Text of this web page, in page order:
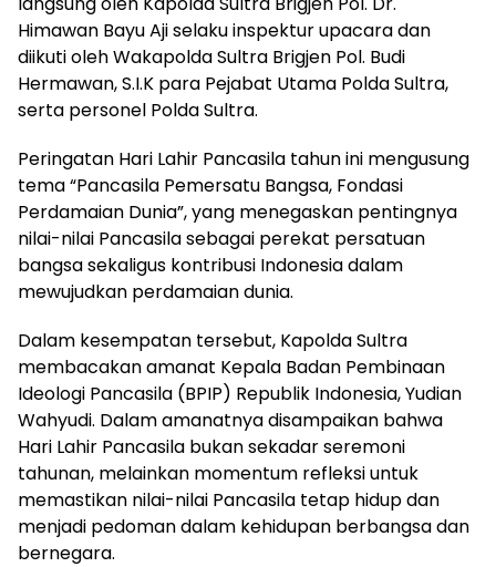
Himawan Bayu Aji selaku inspektur upacara dan
diikuti oleh Wakapolda Sultra Brigjen Pol. Budi
Hermawan, S.I.K para Pejabat Utama Polda Sultra,
serta personel Polda Sultra.
Peringatan Hari Lahir Pancasila tahun ini mengusung
tema “Pancasila Pemersatu Bangsa, Fondasi
Perdamaian Dunia”, yang menegaskan pentingnya
nilai-nilai Pancasila sebagai perekat persatuan
bangsa sekaligus kontribusi Indonesia dalam
mewujudkan perdamaian dunia.
Dalam kesempatan tersebut, Kapolda Sultra
membacakan amanat Kepala Badan Pembinaan
Ideologi Pancasila (BPIP) Republik Indonesia, Yudian
Wahyudi. Dalam amanatnya disampaikan bahwa
Hari Lahir Pancasila bukan sekadar seremoni
tahunan, melainkan momentum refleksi untuk
memastikan nilai-nilai Pancasila tetap hidup dan
menjadi pedoman dalam kehidupan berbangsa dan
bernegara.